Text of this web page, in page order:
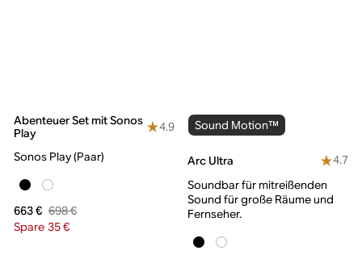
Abenteuer Set mit Sonos
Play
4.9
Sonos Play (Paar)
663 € 698 €
Spare 35 €
Sound Motion™
Arc Ultra
4.7
Soundbar für mitreißenden
Sound für große Räume und
Fernseher.